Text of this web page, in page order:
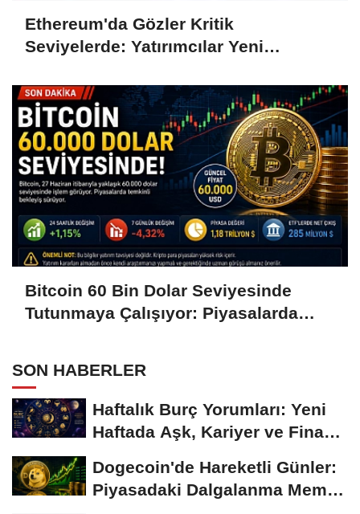
Ethereum'da Gözler Kritik
Seviyelerde: Yatırımcılar Yeni
Bitcoin 60 Bin Dolar Seviyesinde
Tutunmaya Çalışıyor: Piyasalarda
SON HABERLER
Haftalık Burç Yorumları: Yeni
Haftada Aşk, Kariyer ve Finans
Dogecoin'de Hareketli Günler:
Piyasadaki Dalgalanma Meme